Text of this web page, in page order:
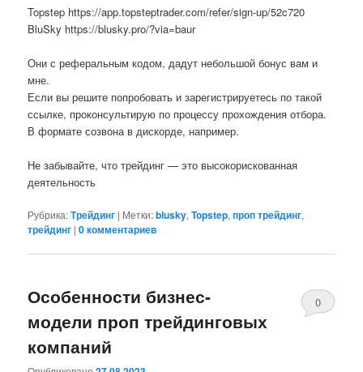
Topstep https://app.topsteptrader.com/refer/sign-up/52c720
BluSky https://blusky.pro/?via=baur
Они с реферальным кодом, дадут небольшой бонус вам и
мне.
Если вы решите попробовать и зарегистрируетесь по такой
ссылке, проконсультирую по процессу прохождения отбора.
В формате созвона в дискорде, например.
Не забывайте, что трейдинг — это высокорискованная
деятельность
Рубрика:Трейдинг | Метки:blusky,Topstep,проп трейдинг,
трейдинг |0 комментариев
Особенности бизнес-
модели проп трейдинговых
компаний
0